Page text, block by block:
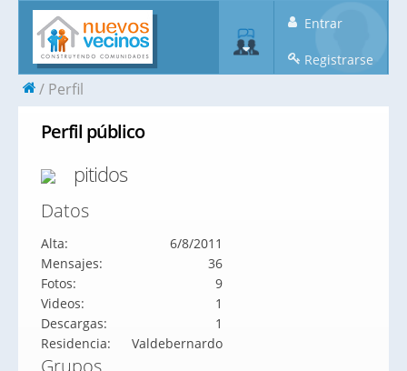
Entrar
Registrarse
Perfil
Perfil público
pitidos
Datos
Alta:
6/8/2011
Mensajes:
36
Fotos:
9
Videos:
1
Descargas:
1
Residencia:
Valdebernardo
Grupos